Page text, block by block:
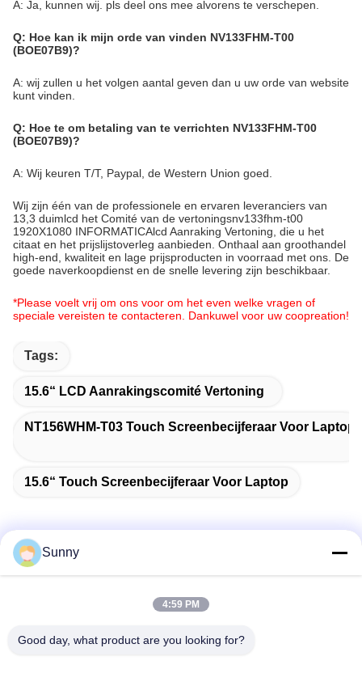
A: Ja, kunnen wij. pls deel ons mee alvorens te verschepen.
Q: Hoe kan ik mijn orde van vinden NV133FHM-T00
(BOE07B9)?
A: wij zullen u het volgen aantal geven dan u uw orde van website
kunt vinden.
Q: Hoe te om betaling van te verrichten NV133FHM-T00
(BOE07B9)?
A: Wij keuren T/T, Paypal, de Western Union goed.
Wij zijn één van de professionele en ervaren leveranciers van
13,3 duimlcd het Comité van de vertoningsnv133fhm-t00
1920X1080 INFORMATICAlcd Aanraking Vertoning, die u het
citaat en het prijslijstoverleg aanbieden. Onthaal aan groothandel
high-end, kwaliteit en lage prijsproducten in voorraad met ons. De
goede naverkoopdienst en de snelle levering zijn beschikbaar.
*Please voelt vrij om ons voor om het even welke vragen of
speciale vereisten te contacteren. Dankuwel voor uw coopreation!
Tags:
15.6“ LCD Aanrakingscomité Vertoning
NT156WHM-T03 Touch Screenbecijferaar Voor Laptop
15.6“ Touch Screenbecijferaar Voor Laptop
Gebouw A, VERSINO Gebouw, Longhua New District,
Sunny
4:59 PM
Good day, what product are you looking for?